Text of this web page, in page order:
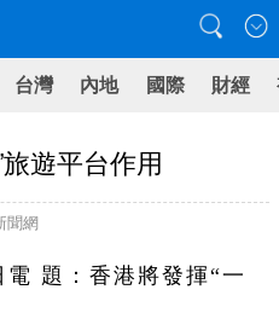
台灣 內地 國際 財經
遊平台作用
聞網
題：香港將發揮“一